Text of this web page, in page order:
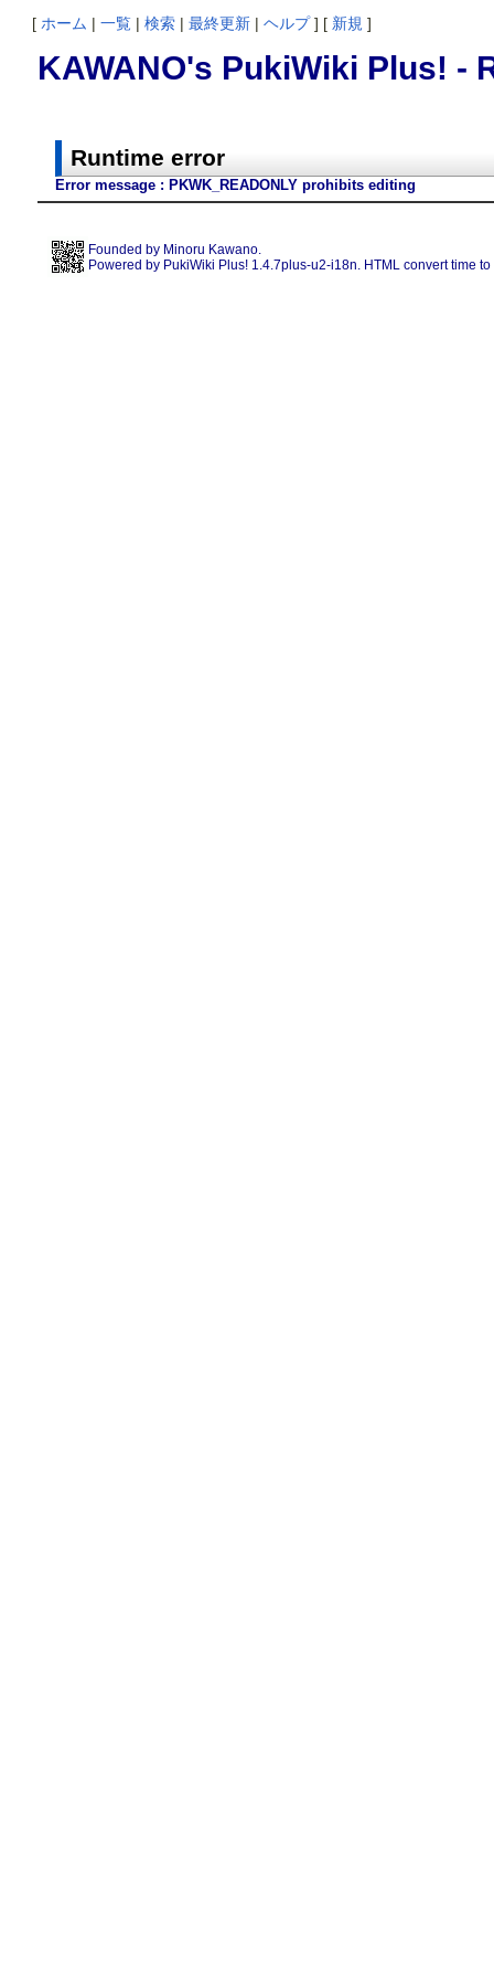
[ ホーム | 一覧 | 検索 | 最終更新 | ヘルプ] [ 新規 ]
KAWANO's PukiWiki Plus! -
Runtime error
Error message : PKWK_READONLY prohibits editing
Founded by Minoru Kawano.
Powered by PukiWiki Plus! 1.4.7plus-u2-i18n. HTML convert time